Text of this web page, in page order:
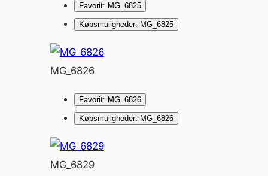
Favorit: MG_6825
Købsmuligheder: MG_6825
MG_6826
Favorit: MG_6826
Købsmuligheder: MG_6826
MG_6829